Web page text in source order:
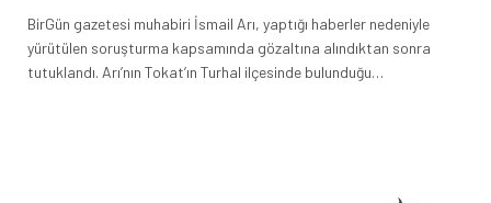
BirGün gazetesi muhabiri İsmail Arı, yaptığı haberler nedeniyle
yürütülen soruşturma kapsamında gözaltına alındıktan sonra
tutuklandı. Arı’nın Tokat’ın Turhal ilçesinde bulunduğu…